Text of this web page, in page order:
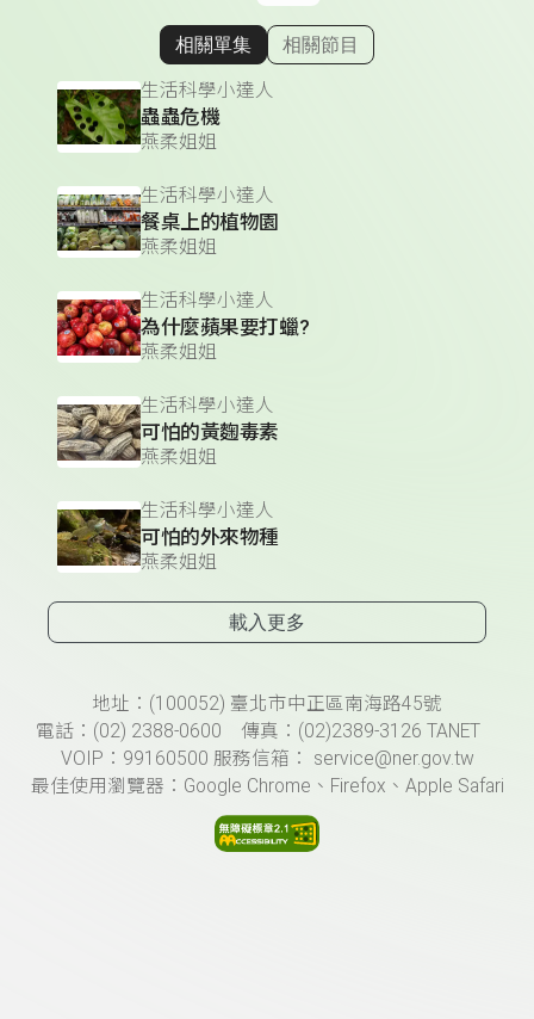
顯示相關單集
相關單集 相關節目
生活科學小達人
蟲蟲危機
燕柔姐姐
生活科學小達人
餐桌上的植物園
燕柔姐姐
生活科學小達人
為什麼蘋果要打蠟?
燕柔姐姐
生活科學小達人
可怕的黃麴毒素
燕柔姐姐
生活科學小達人
可怕的外來物種
燕柔姐姐
載入更多
頁尾資訊地址：(100052) 臺北市中正區南海路45號
電話：(02) 2388-0600 傳真：(02)2389-3126 TANET
VOIP：99160500 服務信箱： service@ner.gov.tw
最佳使用瀏覽器：Google Chrome、Firefox、Apple Safari